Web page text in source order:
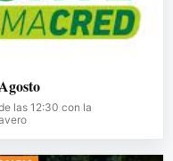
las 12:30 con la